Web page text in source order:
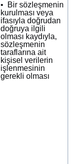
• Bir sözleşmenin
kurulması veya
ifasıyla doğrudan
doğruya ilgili
olması kaydıyla,
sözleşmenin
taraflarına ait
kişisel verilerin
işlenmesinin
gerekli olması